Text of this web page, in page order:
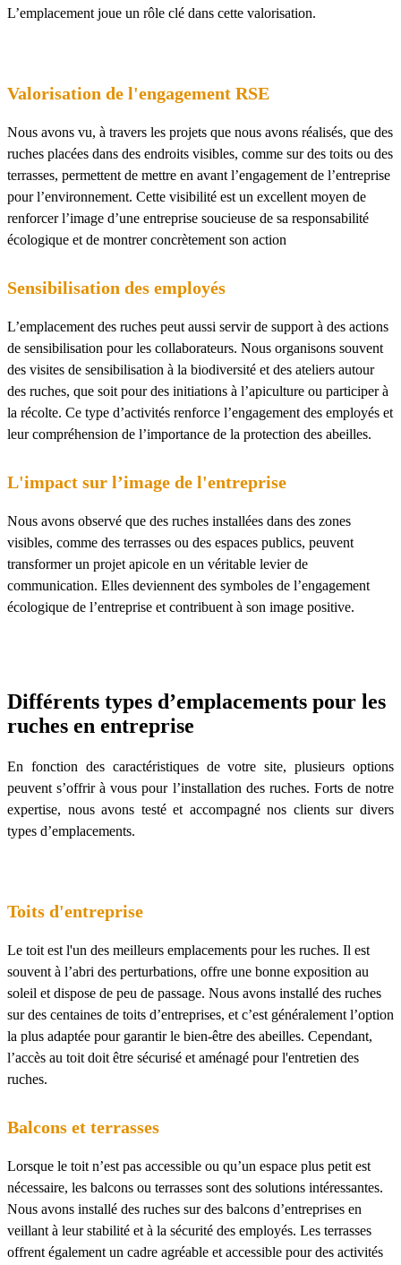
L’emplacement joue un rôle clé dans cette valorisation.
Valorisation de l'engagement RSE
Nous avons vu, à travers les projets que nous avons réalisés, que des
ruches placées dans des endroits visibles, comme sur des toits ou des
terrasses, permettent de mettre en avant l’engagement de l’entreprise
pour l’environnement. Cette visibilité est un excellent moyen de
renforcer l’image d’une entreprise soucieuse de sa responsabilité
écologique et de montrer concrètement son action
Sensibilisation des employés
L’emplacement des ruches peut aussi servir de support à des actions
de sensibilisation pour les collaborateurs. Nous organisons souvent
des visites de sensibilisation à la biodiversité et des ateliers autour
des ruches, que soit pour des initiations à l’apiculture ou participer à
la récolte. Ce type d’activités renforce l’engagement des employés et
leur compréhension de l’importance de la protection des abeilles.
L'impact sur l’image de l'entreprise
Nous avons observé que des ruches installées dans des zones
visibles, comme des terrasses ou des espaces publics, peuvent
transformer un projet apicole en un véritable levier de
communication. Elles deviennent des symboles de l’engagement
écologique de l’entreprise et contribuent à son image positive.
Différents types d’emplacements pour les
ruches en entreprise
En fonction des caractéristiques de votre site, plusieurs options
peuvent s’offrir à vous pour l’installation des ruches. Forts de notre
expertise, nous avons testé et accompagné nos clients sur divers
types d’emplacements.
Toits d'entreprise
Le toit est l'un des meilleurs emplacements pour les ruches. Il est
souvent à l’abri des perturbations, offre une bonne exposition au
soleil et dispose de peu de passage. Nous avons installé des ruches
sur des centaines de toits d’entreprises, et c’est généralement l’option
la plus adaptée pour garantir le bien-être des abeilles. Cependant,
l’accès au toit doit être sécurisé et aménagé pour l'entretien des
ruches.
Balcons et terrasses
Lorsque le toit n’est pas accessible ou qu’un espace plus petit est
nécessaire, les balcons ou terrasses sont des solutions intéressantes.
Nous avons installé des ruches sur des balcons d’entreprises en
veillant à leur stabilité et à la sécurité des employés. Les terrasses
offrent également un cadre agréable et accessible pour des activités